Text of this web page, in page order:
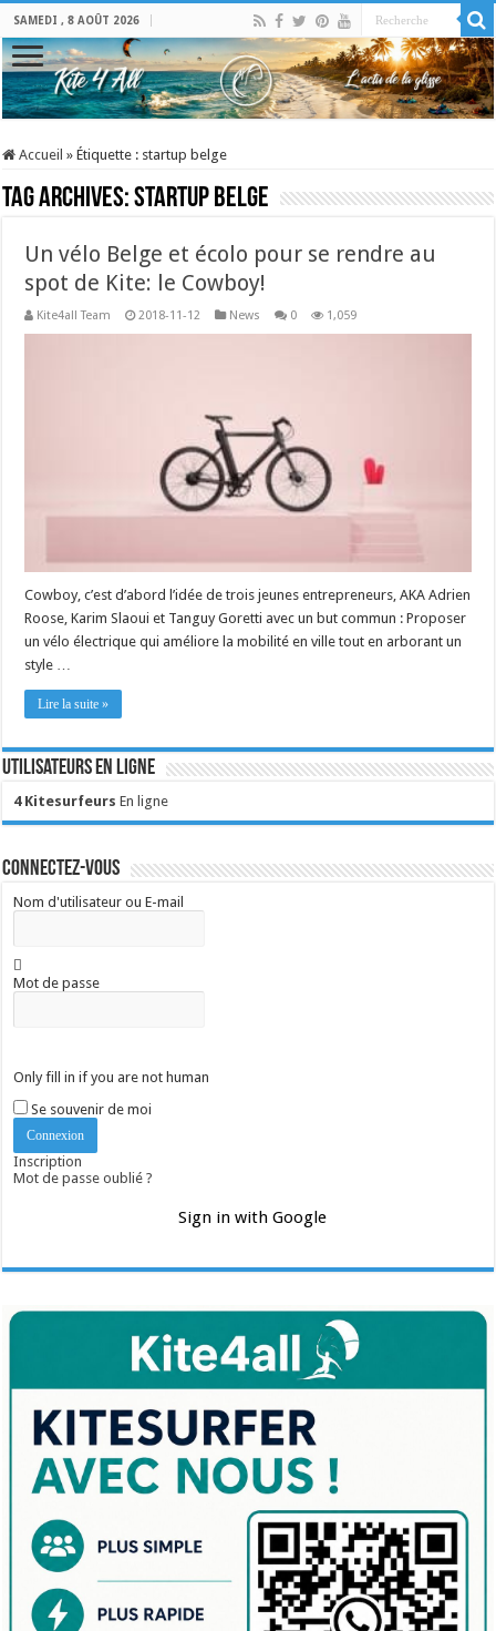
SAMEDI , 8 AOÛT 2026
Accueil » Étiquette : startup belge
Tag Archives:startup belge
Un vélo Belge et écolo pour se rendre au
spot de Kite: le Cowboy!
Kite4all Team 2018-11-12 News 0 1,059
Cowboy, c’est d’abord l’idée de trois jeunes entrepreneurs, AKA Adrien
Roose, Karim Slaoui et Tanguy Goretti avec un but commun : Proposer
un vélo électrique qui améliore la mobilité en ville tout en arborant un
style …
Lire la suite »
Utilisateurs en ligne
4 Kitesurfeurs En ligne
Connectez-vous
Nom d'utilisateur ou E-mail
Mot de passe
Only fill in if you are not human
Se souvenir de moi
Inscription
Mot de passe oublié ?
Sign in with Google